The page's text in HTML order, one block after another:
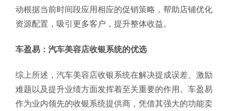
动根据当前时间段应用相应的促销策略，帮助店铺优化
资源配置，吸引更多客户，提升整体收益。
车盈易：汽车美容店收银系统的优选
综上所述，汽车美容店收银系统在解决提成误差、激励
难题以及提升业绩方面发挥着至关重要的作用。车盈易
作为业内领先的收银系统提供商，凭借其强大的功能卖